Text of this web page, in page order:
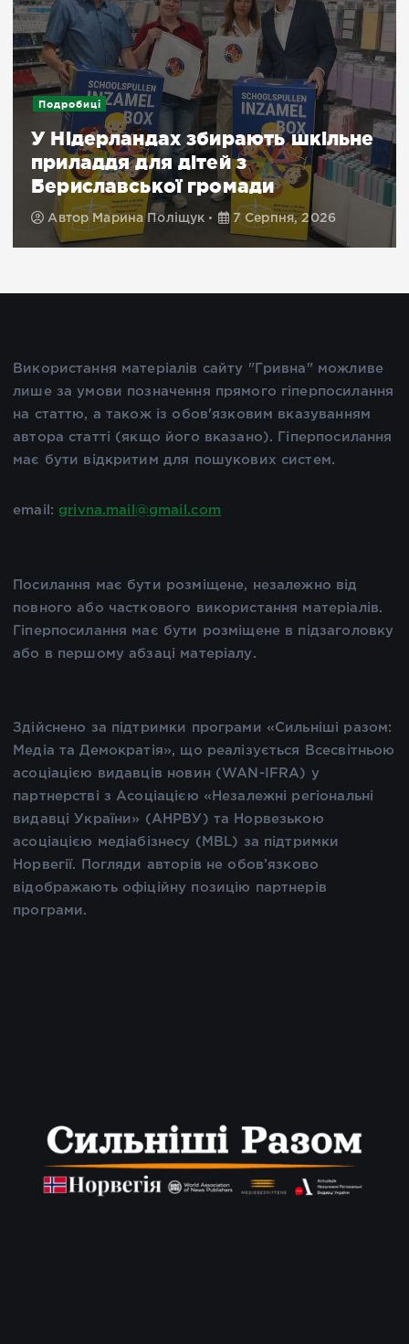
Подробиці
У Нідерландах збирають шкільне
приладдя для дітей з
Бериславської громади
АвторМарина Поліщук 7 Серпня, 2026
Використання матеріалів сайту "Гривна" можливе
лише за умови позначення прямого гіперпосилання
на статтю, а також із обов'язковим вказуванням
автора статті (якщо його вказано). Гіперпосилання
має бути відкритим для пошукових систем.
email: grivna.mail@gmail.com
Посилання має бути розміщене, незалежно від
повного або часткового використання матеріалів.
Гіперпосилання має бути розміщене в підзаголовку
або в першому абзаці матеріалу.
Здійснено за підтримки програми «Сильніші разом:
Медіа та Демократія», що реалізується Всесвітньою
асоціацією видавців новин (WAN-IFRA) у
партнерстві з Асоціацією «Незалежні регіональні
видавці України» (АНРВУ) та Норвезькою
асоціацією медіабізнесу (MBL) за підтримки
Норвегії. Погляди авторів не обов’язково
відображають офіційну позицію партнерів
програми.